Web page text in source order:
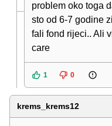
problem oko toga
sto od 6-7 godine
fali fond rijeci.. Ali
care
1 0
krems_krems12